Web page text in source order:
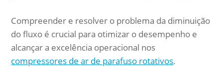
Compreender e resolver o problema da diminuição
do fluxo é crucial para otimizar o desempenho e
alcançar a excelência operacional nos
compressores de ar de parafuso rotativos.